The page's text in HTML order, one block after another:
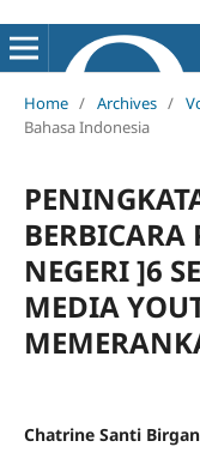
Home / Archives /
Bahasa Indonesia
BERBICARA
NEGERI ]6
MEDIA
Chatrine Santi